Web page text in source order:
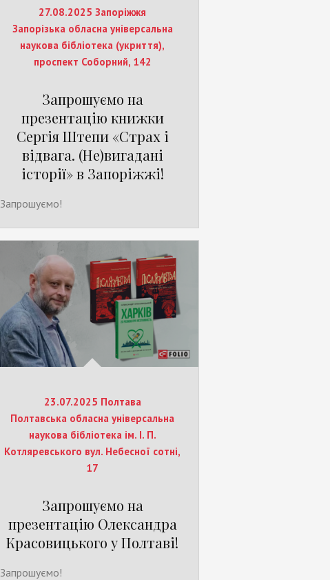
27.08.2025 Запоріжжя
Запорізька обласна універсальна
наукова бібліотека (укриття),
проспект Соборний, 142
Запрошуємо на
презентацію книжки
Сергія Штепи «Страх і
відвага. (Не)вигадані
історії» в Запоріжжі!
Запрошуємо!
23.07.2025 Полтава
Полтавська обласна універсальна
наукова бібліотека ім. І. П.
Котляревського вул. Небесної сотні,
17
Запрошуємо на
презентацію Олександра
Красовицького у Полтаві!
Запрошуємо!